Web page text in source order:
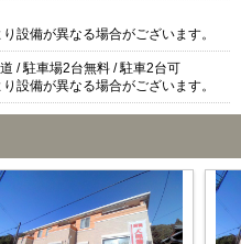
設備が異なる場合がございます。
/ 駐車場2台無料 / 駐車2台可
設備が異なる場合がございます。